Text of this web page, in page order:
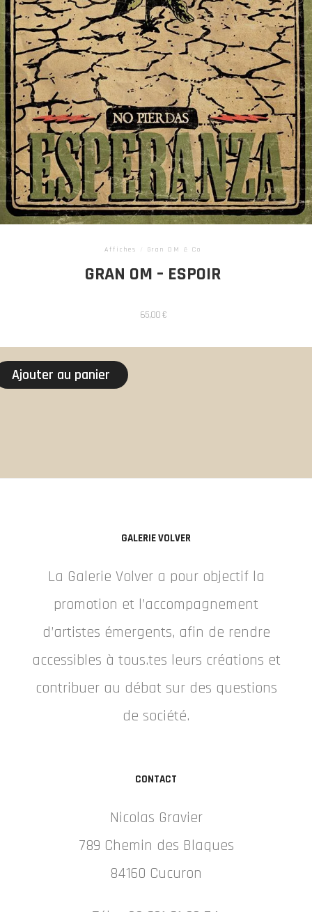
Affiches Gran OM & Co
GRAN OM – ESPOIR
65,00€
Ajouter au panier
GALERIE VOLVER
La Galerie Volver a pour objectif la
promotion et l’accompagnement
d’artistes émergents, afin de rendre
accessibles à tous.tes leurs créations et
contribuer au débat sur des questions
de société.
CONTACT
Nicolas Gravier
789 Chemin des Blaques
84160 Cucuron